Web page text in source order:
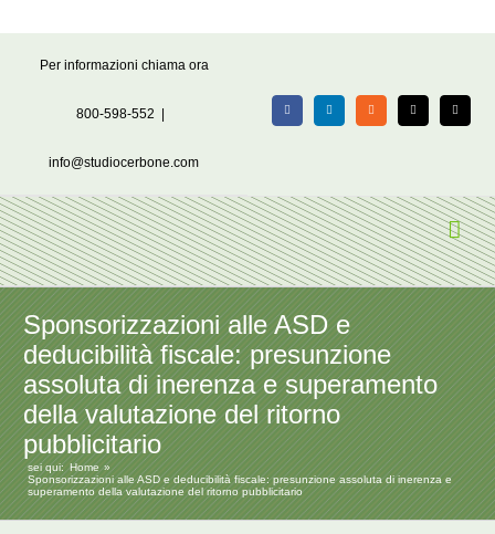
Per informazioni chiama ora
800-598-552
info@studiocerbone.com
FacebookLinkedIn Rss X Email
Sponsorizzazioni alle ASD e
deducibilità fiscale: presunzione
assoluta di inerenza e superamento
della valutazione del ritorno
pubblicitario
sei qui:
Home
Sponsorizzazioni alle ASD e deducibilità fiscale: presunzione assoluta di inerenza e
superamento della valutazione del ritorno pubblicitario